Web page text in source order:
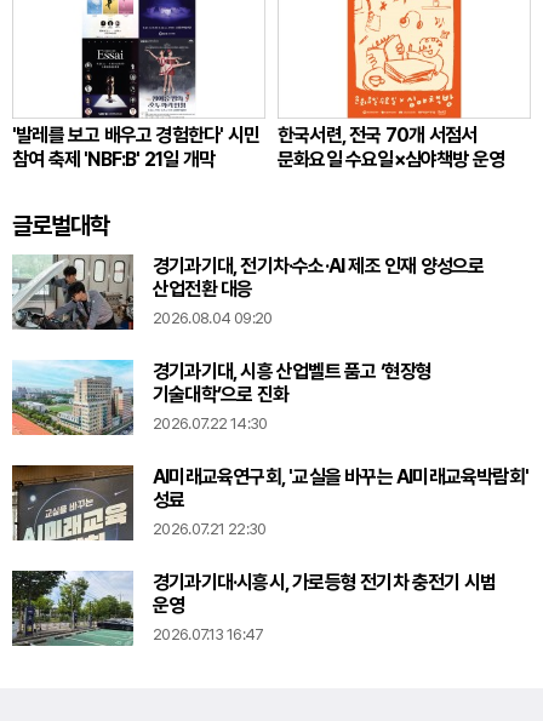
'발레를 보고 배우고 경험한다' 시민
참여 축제 'NBF:B' 21일 개막
한국서련, 전국 70개 서점서
문화요일 수요일×심야책방 운영
글로벌대학
경기과기대, 전기차·수소·AI 제조 인재 양성으로
산업전환 대응
2026.08.04 09:20
경기과기대, 시흥 산업벨트 품고 ‘현장형
기술대학’으로 진화
2026.07.22 14:30
AI미래교육연구회, '교실을 바꾸는 AI미래교육박람회'
성료
2026.07.21 22:30
경기과기대·시흥시, 가로등형 전기차 충전기 시범
운영
2026.07.13 16:47